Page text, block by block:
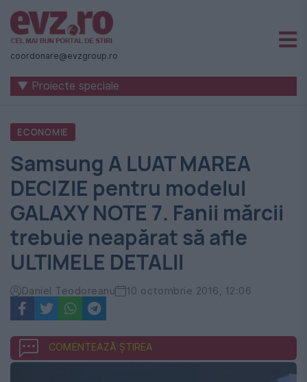
Știri
naționale
internaționale
România
-
Evenimentul
Zilei
coordonare@evzgroup.ro
▼ Proiecte speciale
ECONOMIE
Samsung A LUAT MAREA
DECIZIE pentru modelul
GALAXY NOTE 7. Fanii mărcii
trebuie neapărat să afle
ULTIMELE DETALII
Daniel Teodoreanu 10 octombrie 2016, 12:06
COMENTEAZĂ ȘTIREA